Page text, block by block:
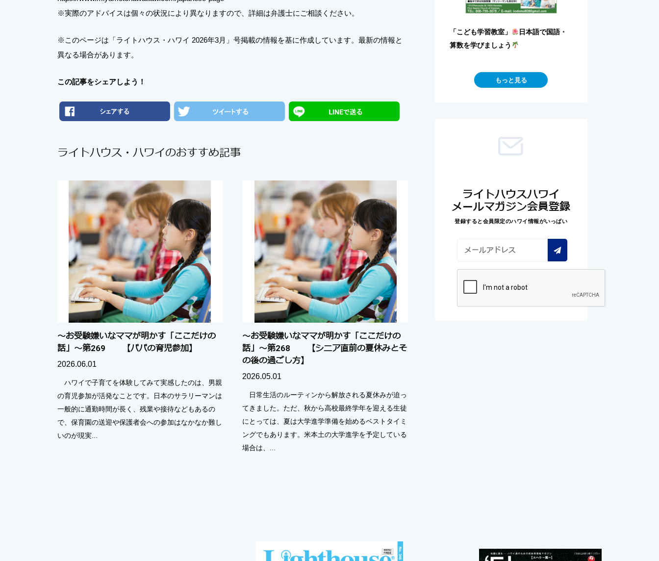
※実際のアドバイスは個々の状況により異なりますので、詳細は弁護士にご相談ください。
※このページは「ライトハウス・ハワイ 2026年3月」号掲載の情報を基に作成しています。最新の情報と
異なる場合があります。
この記事をシェアしよう！
ライトハウス・ハワイのおすすめ記事
～お受験嫌いなママが明かす「ここだけの
話」～第269 【パパの育児参加】
2026.06.01
ハワイで子育てを体験してみて実感したのは、男親
の育児参加が活発なことです。日本のサラリーマンは
一般的に通勤時間が長く、残業や接待などもあるの
で、保育園の送迎や保護者会への参加はなかなか難し
いのが現実...
～お受験嫌いなママが明かす「ここだけの
話」～第268 【シニア直前の夏休みとそ
の後の過ごし方】
2026.05.01
日常生活のルーティンから解放される夏休みが迫っ
てきました。ただ、秋から高校最終学年を迎える生徒
にとっては、夏は大学進学準備を始めるベストタイミ
ングでもあります。米本土の大学進学を予定している
場合は、...
「こども学習教室」
日本語で国語・
算数を学びましょう
もっと見る
ライトハウスハワイ
メールマガジン会員登録
登録すると会員限定のハワイ情報がいっぱい